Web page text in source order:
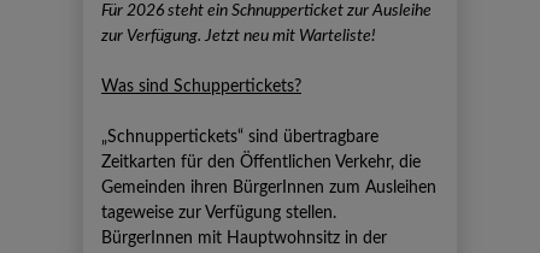
Für 2026 steht ein Schnupperticket zur Ausleihe
zur Verfügung. Jetzt neu mit Warteliste!
Was sind Schuppertickets?
„Schnuppertickets“ sind übertragbare
Zeitkarten für den Öffentlichen Verkehr, die
Gemeinden ihren BürgerInnen zum Ausleihen
tageweise zur Verfügung stellen.
BürgerInnen mit Hauptwohnsitz in der